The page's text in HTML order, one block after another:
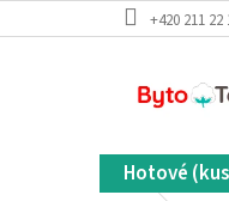
na
+420 211 22
Hotové